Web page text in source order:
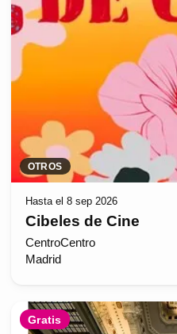
OTROS
Hasta el 8 sep 2026
Cibeles de Cine
CentroCentro
Madrid
Gratis